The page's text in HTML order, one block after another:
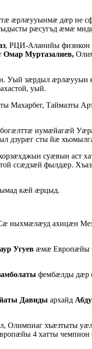
æрлæууынмæ дæр не
рæсугъд æмæ
, РЦИ-Аланийы физикон
Омар Муртазалиев,
Уый зæрдыл æрлæууын
уый.
Махарбег, Таймазты
иумæйагæй
дзурæг сты йæ
суæвын аст
ссæдзæй фылдæр.
кæй æрцыд.
ныхмæлæуд ахицæн
Угуев æмæ Европæйы
фембæлды дæр
Давиды архайд
Олимпиаг хъæзтыты
4 хатты чемпион